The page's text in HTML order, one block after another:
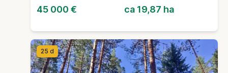
45 000 € ca 19,87 ha
25 d